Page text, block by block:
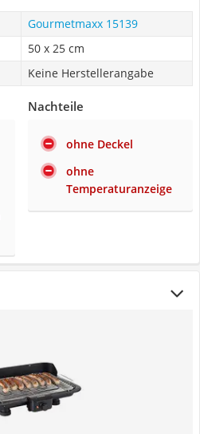
Gourmetmaxx 15139
50 x 25 cm
Keine Herstellerangabe
Nachteile
ohne Deckel
ohne
Temperaturanzeige